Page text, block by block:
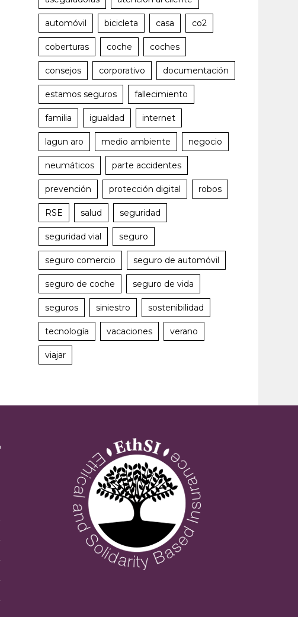
automóvil bicicleta casa co2
coberturas coche coches
consejos corporativo documentación
estamos seguros fallecimiento
familia igualdad internet
lagun aro medio ambiente negocio
neumáticos parte accidentes
prevención protección digital robos
RSE salud seguridad
seguridad vial seguro
seguro comercio seguro de automóvil
seguro de coche seguro de vida
seguros siniestro sostenibilidad
tecnología vacaciones verano
viajar